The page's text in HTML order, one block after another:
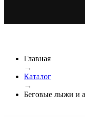
Главная
→
Каталог
→
Беговые лыжи и